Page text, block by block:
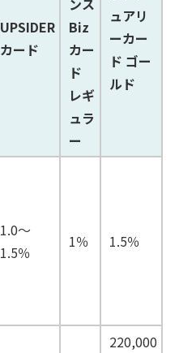
UPSIDER
カード
ンス
Biz
カー
ド
レギ
ュラ
ー
ュアリ
ーカー
ド ゴー
ルド
1.0～
1.5％
1％ 1.5％
220,000